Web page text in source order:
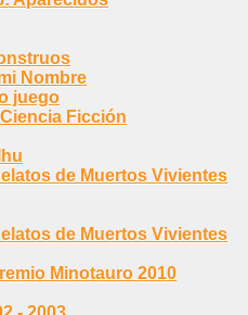
Nombre
juego
Ficción
de Muertos Vivientes
de Muertos Vivientes
Minotauro 2010